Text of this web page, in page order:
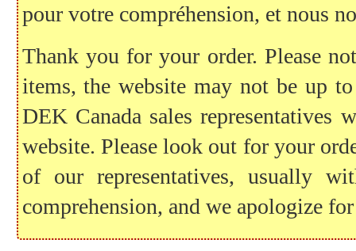
pour votre compréhension, et nous
Thank you for your order. Please
items, the website may not be up
DEK Canada sales representatives
website. Please look out for your
of our representatives, usually
comprehension, and we apologize